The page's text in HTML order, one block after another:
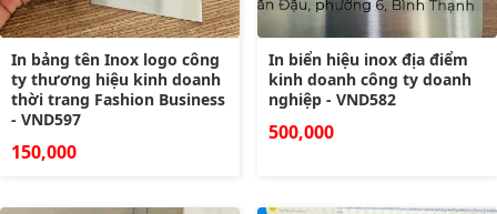
In bảng tên Inox logo công
ty thương hiệu kinh doanh
thời trang Fashion Business
- VND597
150,000
In biển hiệu inox địa điểm
kinh doanh công ty doanh
nghiệp - VND582
500,000